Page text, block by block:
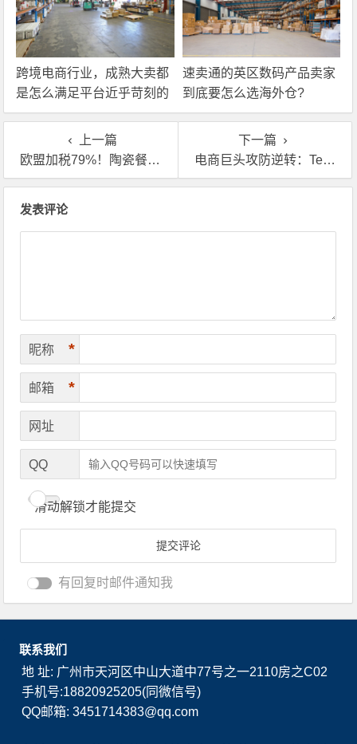
跨境电商行业，成熟大卖都
是怎么满足平台近乎苛刻的
物流时效要求的？
速卖通的英区数码产品卖家
到底要怎么选海外仓?
上一篇
欧盟加税79%！陶瓷餐具卖家如何靠欧洲海外仓绝地反击？
下一篇
电商巨头攻防逆转：Temu急追“两日达”，英国海外仓成必备？
发表评论
昵称 *
邮箱 *
网址
QQ
滑动解锁才能提交
有回复时邮件通知我
联系我们
地 址: 广州市天河区中山大道中77号之一2110房之C02
手机号:18820925205(同微信号)
QQ邮箱: 3451714383@qq.com